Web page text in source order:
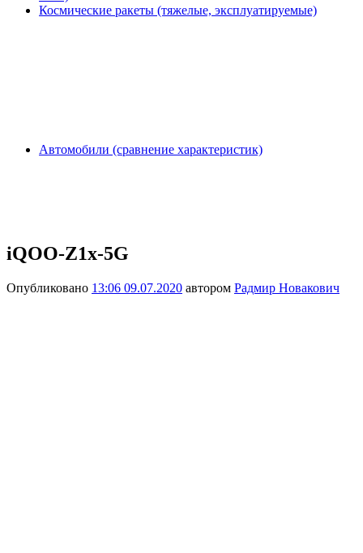
Космические ракеты (тяжелые, эксплуатируемые)
Автомобили (сравнение характеристик)
iQOO-Z1x-5G
Опубликовано 13:06 09.07.2020 автором Радмир Новакович